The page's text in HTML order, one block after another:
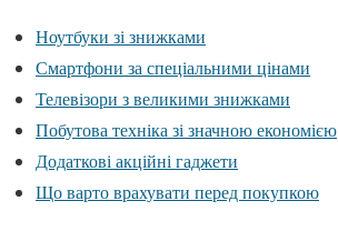
Ноутбуки зі знижками
Смартфони за спеціальними цінами
Телевізори з великими знижками
Побутова техніка зі значною економією
Додаткові акційні гаджети
Що варто врахувати перед покупкою